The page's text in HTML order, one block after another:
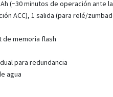
(~30 minutos de operación ante
ACC), 1 salida (para relé/
de memoria flash
para redundancia
agua